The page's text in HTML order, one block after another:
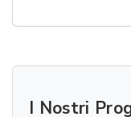
I Nostri